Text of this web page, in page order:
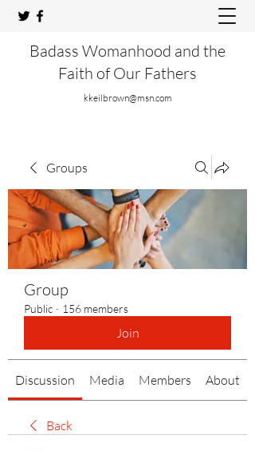
Badass Womanhood and the
Faith of Our Fathers
kkeilbrown@msn.com
Groups
Group
Public · 156 members
Join
Discussion Media Members About
Back